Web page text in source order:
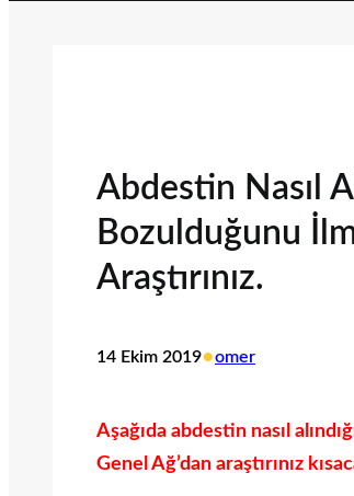
Abdestin Nasıl
Bozulduğunu
Araştırınız.
14 Ekim 2019•omer
Aşağıda abdestin nasıl
Genel Ağ’dan araştırınız